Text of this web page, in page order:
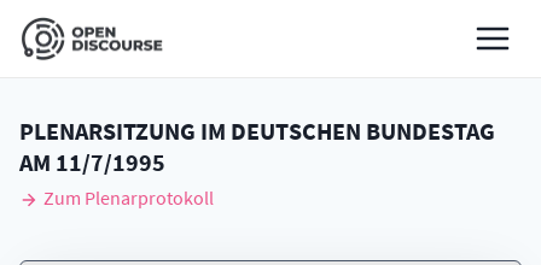
PLENARSITZUNG IM DEUTSCHEN BUNDESTAG
AM 11/7/1995
Zum Plenarprotokoll